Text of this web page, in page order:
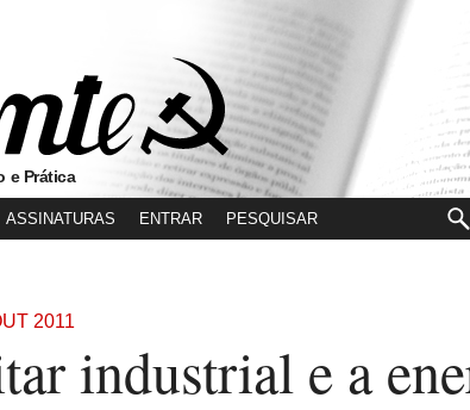
e Prática
ASSINATURAS ENTRAR
2011
industrial e a